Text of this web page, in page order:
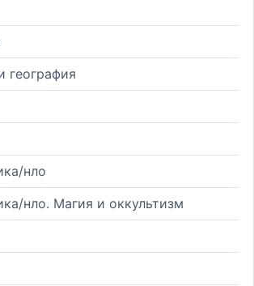
география
нло
нло. Магия и оккультизм